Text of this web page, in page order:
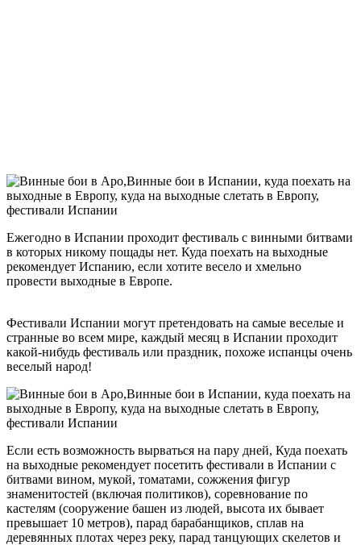
Ежегодно в Испании проходит фестиваль с винными битвами
в которых никому пощады нет. Куда поехать на выходные
рекомендует Испанию, если хотите весело и хмельно
провести выходные в Европе.
Фестивали Испании могут претендовать на самые веселые и
странные во всем мире, каждый месяц в Испании проходит
какой-нибудь фестиваль или праздник, похоже испанцы очень
веселый народ!
Если есть возможность вырваться на пару дней, Куда поехать
на выходные рекомендует посетить фестивали в Испании с
битвами вином, мукой, томатами, сожжения фигур
знаменитостей (включая политиков), соревнование по
кастелям (сооружение башен из людей, высота их бывает
превышает 10 метров), парад барабанщиков, сплав на
деревянных плотах через реку, парад танцующих скелетов и